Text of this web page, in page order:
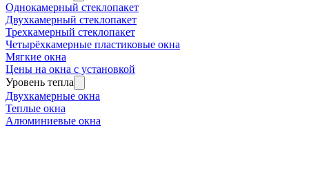
Однокамерный стеклопакет
Двухкамерный стеклопакет
Трехкамерный стеклопакет
Четырёхкамерные пластиковые окна
Мягкие окна
Цены на окна с установкой
Уровень тепла
Двухкамерные окна
Теплые окна
Алюминиевые окна